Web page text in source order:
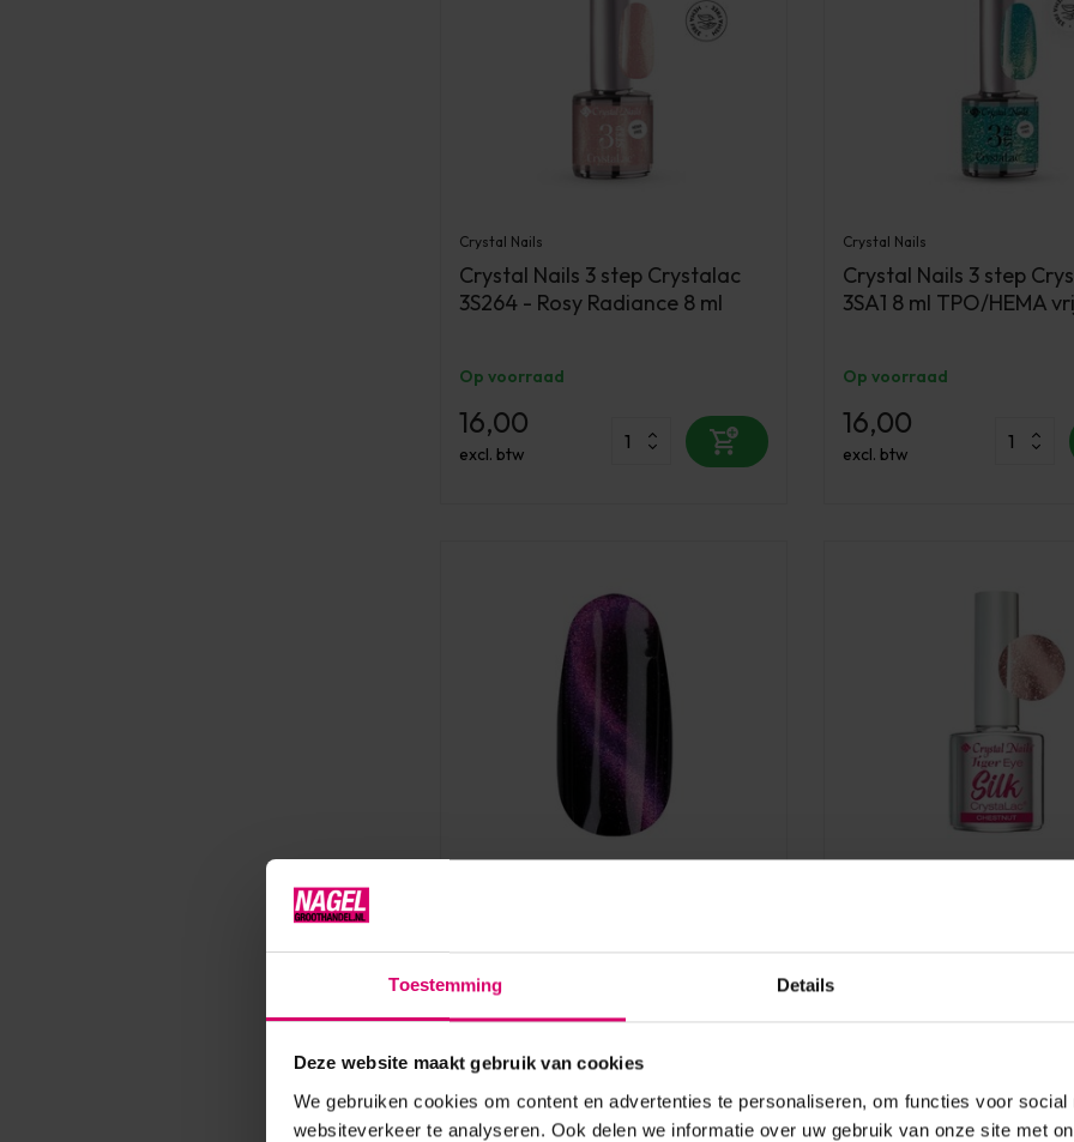
Toestemming Details
Deze website maakt gebruik van cookies
We gebruiken cookies om content en advertenties te personaliseren, om functies voor social
websiteverkeer te analyseren. Ook delen we informatie over uw gebruik van onze site met
Crystal Nails
Crystal Nails 3 step Crystalac
3S264 - Rosy Radiance 8 ml
Op voorraad
16,00
excl. btw
Crystal Nails
Crystal Nails 3 step
3SA1 8 ml TPO/HEMA
Op voorraad
16,00
excl. btw
17,35
excl. btw